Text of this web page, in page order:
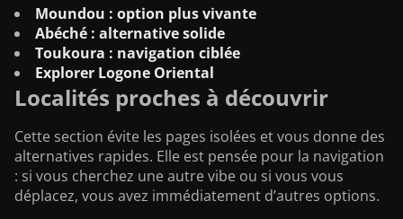
Moundou : option plus vivante
Abéché : alternative solide
Toukoura : navigation ciblée
Explorer Logone Oriental
Localités proches à découvrir
Cette section évite les pages isolées et vous donne des
alternatives rapides. Elle est pensée pour la navigation
: si vous cherchez une autre vibe ou si vous vous
déplacez, vous avez immédiatement d’autres options.